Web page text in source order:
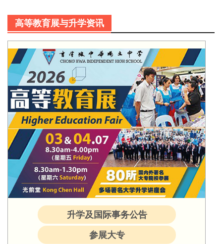
高等教育展与升学资讯
升学及国际事务公告
参展大专